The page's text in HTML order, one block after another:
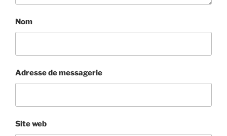
Nom
Adresse de messagerie
Site web